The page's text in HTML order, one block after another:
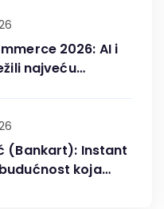
2026: AI i
najveću
(Bankart): Instant
koja